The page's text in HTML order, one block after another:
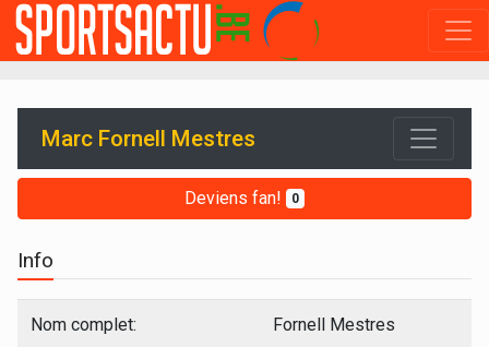
Marc Fornell Mestres
Deviens fan! 0
Info
Nom complet: Fornell Mestres